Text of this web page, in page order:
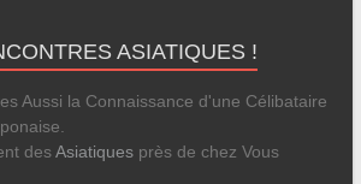
ASIATIQUES !
Aussi la Connaissance d'une Célibataire
desAsiatiquesprès de chez Vous